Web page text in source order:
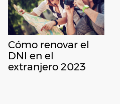
Cómo renovar el
DNI en el
extranjero 2023